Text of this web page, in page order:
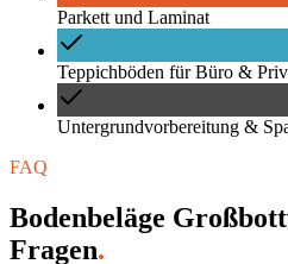
Parkett und Laminat
Teppichböden für Büro &
Untergrundvorbereitung &
FAQ
Bodenbeläge
Fragen.